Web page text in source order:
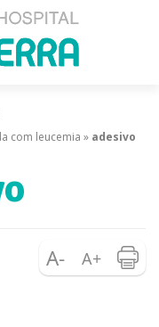
com leucemia » adesivo